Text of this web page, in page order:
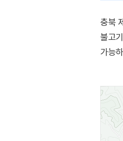
충북
불고
가능